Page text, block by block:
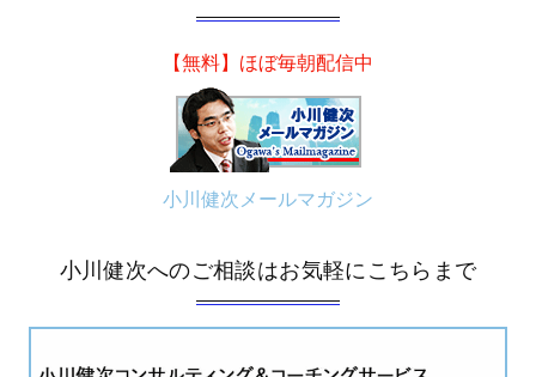
【無料】ほぼ毎朝配信中
小川健次メールマガジン
小川健次へのご相談はお気軽にこちらまで